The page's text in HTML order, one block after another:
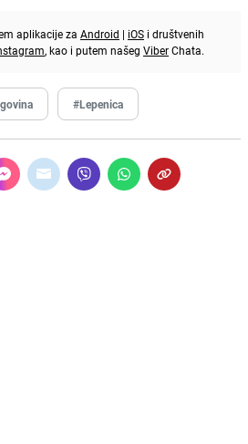
aplikacije za Android | iOS i društvenih
, kao i putem našeg ViberChata.
#Lepenica